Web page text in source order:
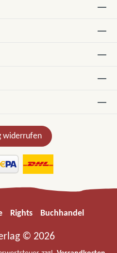
widerrufen
Rights Buchhandel
© 2026